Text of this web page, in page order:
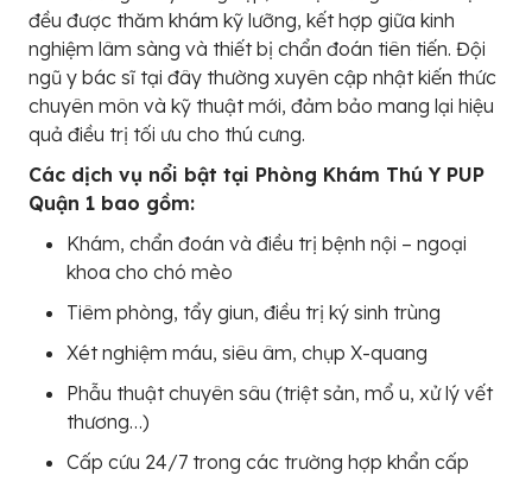
đều được thăm khám kỹ lưỡng, kết hợp giữa kinh
nghiệm lâm sàng và thiết bị chẩn đoán tiên tiến. Đội
ngũ y bác sĩ tại đây thường xuyên cập nhật kiến thức
chuyên môn và kỹ thuật mới, đảm bảo mang lại hiệu
quả điều trị tối ưu cho thú cưng.
Các dịch vụ nổi bật tại Phòng Khám Thú Y PUP
Quận 1 bao gồm:
Khám, chẩn đoán và điều trị bệnh nội – ngoại
khoa cho chó mèo
Tiêm phòng, tẩy giun, điều trị ký sinh trùng
Xét nghiệm máu, siêu âm, chụp X-quang
Phẫu thuật chuyên sâu (triệt sản, mổ u, xử lý vết
thương…)
Cấp cứu 24/7 trong các trường hợp khẩn cấp